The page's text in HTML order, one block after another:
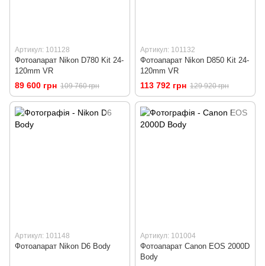
Артикул: 101128
Фотоапарат Nikon D780 Kit 24-
120mm VR
89 600 грн 109 760 грн
Артикул: 101132
Фотоапарат Nikon D850 Kit 24-
120mm VR
113 792 грн 129 920 грн
Артикул: 101148
Фотоапарат Nikon D6 Body
Артикул: 101004
Фотоапарат Canon EOS 2000D
Body